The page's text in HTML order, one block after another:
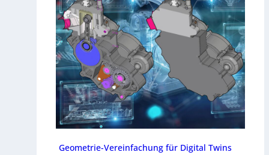
Geometrie-Vereinfachung für Digital Twins